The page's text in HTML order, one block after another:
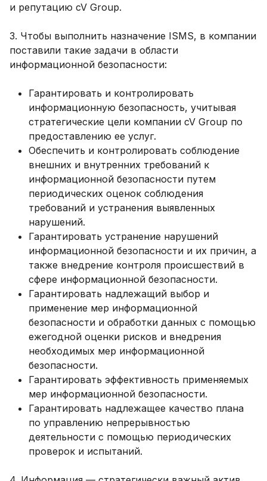
и репутацию cV Group.
3. Чтобы выполнить назначение ISMS, в компании
поставили такие задачи в области
информационной безопасности:
Гарантировать и контролировать
информационную безопасность, учитывая
стратегические цели компании cV Group по
предоставлению ее услуг.
Обеспечить и контролировать соблюдение
внешних и внутренних требований к
информационной безопасности путем
периодических оценок соблюдения
требований и устранения выявленных
нарушений.
Гарантировать устранение нарушений
информационной безопасности и их причин, а
также внедрение контроля происшествий в
сфере информационной безопасности.
Гарантировать надлежащий выбор и
применение мер информационной
безопасности и обработки данных с помощью
ежегодной оценки рисков и внедрения
необходимых мер информационной
безопасности.
Гарантировать эффективность применяемых
мер информационной безопасности.
Гарантировать надлежащее качество плана
по управлению непрерывностью
деятельности с помощью периодических
проверок и испытаний.